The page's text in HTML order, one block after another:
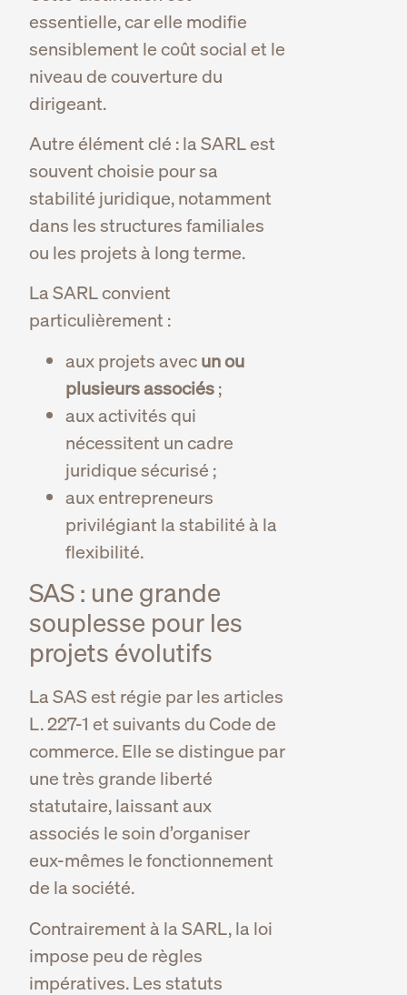
essentielle, car elle modifie
sensiblement le coût social et le
niveau de couverture du
dirigeant.
Autre élément clé : la SARL est
souvent choisie pour sa
stabilité juridique, notamment
dans les structures familiales
ou les projets à long terme.
La SARL convient
particulièrement :
aux projets avecun ou
plusieurs associés;
aux activités qui
nécessitent un cadre
juridique sécurisé ;
aux entrepreneurs
privilégiant la stabilité à la
flexibilité.
SAS : une grande
souplesse pour les
projets évolutifs
La SAS est régie par les articles
L. 227-1 et suivants du Code de
commerce. Elle se distingue par
une très grande liberté
statutaire, laissant aux
associés le soin d’organiser
eux-mêmes le fonctionnement
de la société.
Contrairement à la SARL, la loi
impose peu de règles
impératives. Les statuts